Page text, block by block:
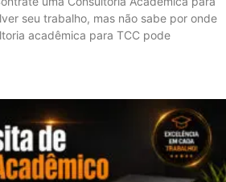
seu trabalho, mas não sabe por onde
acadêmica para TCC pode